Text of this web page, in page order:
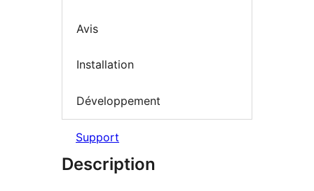
Avis
Installation
Développement
Support
Description